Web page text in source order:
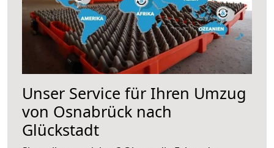
Unser Service für Ihren Umzug
von Osnabrück nach
Glückstadt